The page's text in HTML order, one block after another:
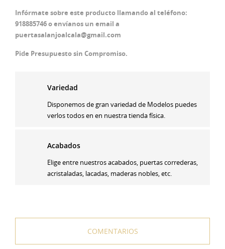
Infórmate sobre este producto llamando al teléfono:
918885746 o envíanos un email a
puertasalanjoalcala@gmail.com
Pide Presupuesto sin Compromiso.
Variedad
Disponemos de gran variedad de Modelos puedes
verlos todos en en nuestra tienda física.
Acabados
Elige entre nuestros acabados, puertas correderas,
acristaladas, lacadas, maderas nobles, etc.
COMENTARIOS